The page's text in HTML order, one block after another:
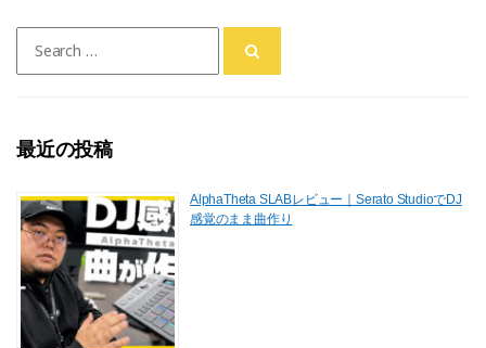
e
b
o
k
o
d
n
l
for:
最近の投稿
AlphaTheta SLABレビュー｜Serato StudioでDJ
感覚のまま曲作り